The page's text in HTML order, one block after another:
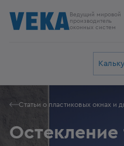
Ведущий мировой
производитель
оконных систем
Статьи о пластиковых окнах и
Остекление